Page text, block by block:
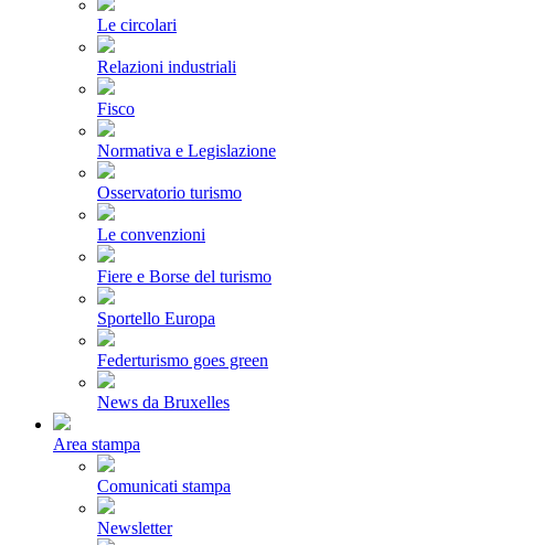
Le circolari
Relazioni industriali
Fisco
Normativa e Legislazione
Osservatorio turismo
Le convenzioni
Fiere e Borse del turismo
Sportello Europa
Federturismo goes green
News da Bruxelles
Area stampa
Comunicati stampa
Newsletter